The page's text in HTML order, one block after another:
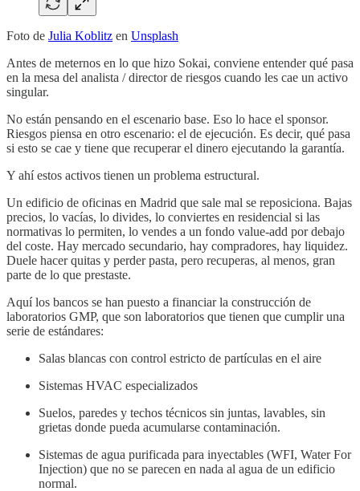
Foto de Julia Koblitz en Unsplash
Antes de meternos en lo que hizo Sokai, conviene entender qué pasa
en la mesa del analista / director de riesgos cuando les cae un activo
singular.
No están pensando en el escenario base. Eso lo hace el sponsor.
Riesgos piensa en otro escenario: el de ejecución. Es decir, qué pasa
si esto se cae y tiene que recuperar el dinero ejecutando la garantía.
Y ahí estos activos tienen un problema estructural.
Un edificio de oficinas en Madrid que sale mal se reposiciona. Bajas
precios, lo vacías, lo divides, lo conviertes en residencial si las
normativas lo permiten, lo vendes a un fondo value-add por debajo
del coste. Hay mercado secundario, hay compradores, hay liquidez.
Duele hacer quitas y perder pasta, pero recuperas, al menos, gran
parte de lo que prestaste.
Aquí los bancos se han puesto a financiar la construcción de
laboratorios GMP, que son laboratorios que tienen que cumplir una
serie de estándares:
Salas blancas con control estricto de partículas en el aire
Sistemas HVAC especializados
Suelos, paredes y techos técnicos sin juntas, lavables, sin
grietas donde pueda acumularse contaminación.
Sistemas de agua purificada para inyectables (WFI, Water For
Injection) que no se parecen en nada al agua de un edificio
normal.